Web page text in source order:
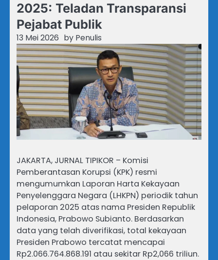
2025: Teladan Transparansi
Pejabat Publik
13 Mei 2026 by Penulis
JAKARTA, JURNAL TIPIKOR – Komisi
Pemberantasan Korupsi (KPK) resmi
mengumumkan Laporan Harta Kekayaan
Penyelenggara Negara (LHKPN) periodik tahun
pelaporan 2025 atas nama Presiden Republik
Indonesia, Prabowo Subianto. Berdasarkan
data yang telah diverifikasi, total kekayaan
Presiden Prabowo tercatat mencapai
Rp2.066.764.868.191 atau sekitar Rp2,066 triliun.